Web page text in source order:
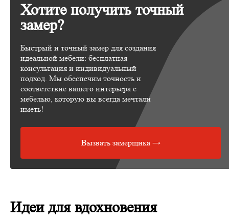
Хотите получить точный
замер?
Быстрый и точный замер для создания
идеальной мебели: бесплатная
консультация и индивидуальный
подход. Мы обеспечим точность и
соответствие вашего интерьера с
мебелью, которую вы всегда мечтали
иметь!
Вызвать замерщика →
Идеи для вдохновения